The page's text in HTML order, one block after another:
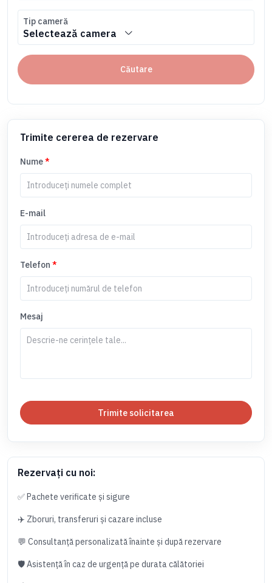
Tip cameră
Selectează camera
Căutare
Trimite cererea de rezervare
Nume*
E-mail
Telefon *
Mesaj
Trimite solicitarea
Rezervați cu noi:
✅ Pachete verificate și sigure
✈️ Zboruri, transferuri și cazare incluse
💬 Consultanță personalizată înainte și după rezervare
🛡️ Asistență în caz de urgență pe durata călătoriei